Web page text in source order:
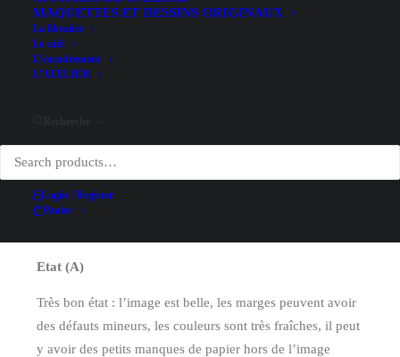
MAQUETTES ET DESSINS ORIGINAUX
La librairie
Le café
L’encadrement
L’ATELIER
Login / Register
Panier
Illustrateur
Technique d'impression
Lithographie
Conditionnement
Etat (A)
Très bon état : l’image est belle, les marges peuvent avoir
des défauts mineurs, les couleurs sont très fraîches, il peut
y avoir des petits manques de papier hors de l’image